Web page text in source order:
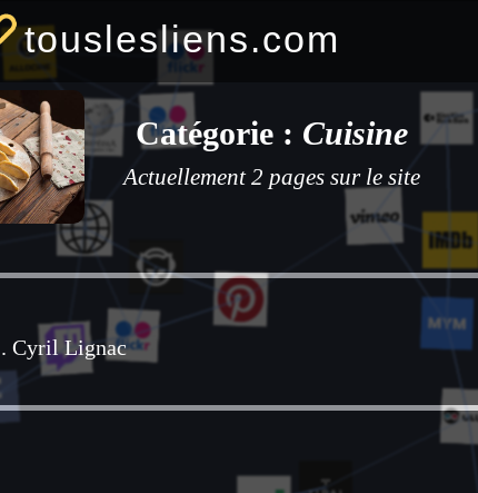
touslesliens.com
Catégorie : Cuisine
Actuellement 2 pages sur le site
. Cyril Lignac